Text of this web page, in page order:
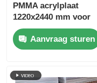
PMMA acrylplaat
1220x2440 mm voor
superieure
lasersnijprestaties
Aanvraag sturen